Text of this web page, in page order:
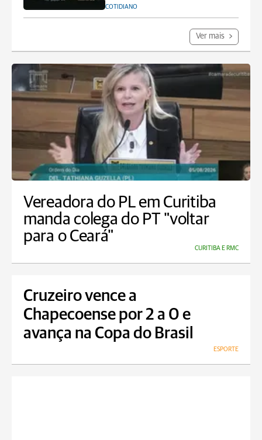
COTIDIANO
Ver mais
Vereadora do PL em Curitiba
manda colega do PT "voltar
para o Ceará"
CURITIBA E RMC
Cruzeiro vence a
Chapecoense por 2 a 0 e
avança na Copa do Brasil
ESPORTE